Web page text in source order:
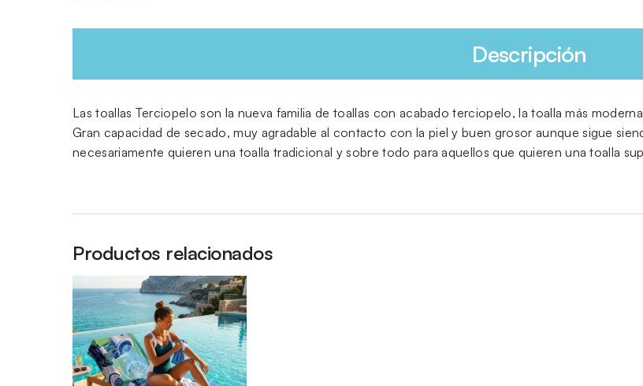
Descripción
Las toallas Terciopelo son la nueva familia de toallas con acabado terciopelo, la toalla más
Gran capacidad de secado, muy agradable al contacto con la piel y buen grosor aunque sigue
necesariamente quieren una toalla tradicional y sobre todo para aquellos que quieren una toalla
Productos relacionados